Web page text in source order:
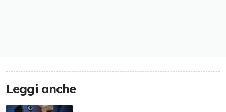
Leggi anche